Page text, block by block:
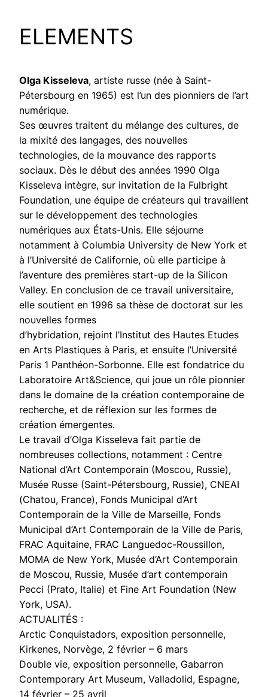
ELEMENTS
Olga Kisseleva, artiste russe (née à Saint-
Pétersbourg en 1965) est l’un des pionniers de l’art
numérique.
Ses œuvres traitent du mélange des cultures, de
la mixité des langages, des nouvelles
technologies, de la mouvance des rapports
sociaux. Dès le début des années 1990 Olga
Kisseleva intègre, sur invitation de la Fulbright
Foundation, une équipe de créateurs qui travaillent
sur le développement des technologies
numériques aux États-Unis. Elle séjourne
notamment à Columbia University de New York et
à l’Université de Californie, où elle participe à
l’aventure des premières start-up de la Silicon
Valley. En conclusion de ce travail universitaire,
elle soutient en 1996 sa thèse de doctorat sur les
nouvelles formes
d’hybridation, rejoint l’Institut des Hautes Etudes
en Arts Plastiques à Paris, et ensuite l’Université
Paris 1 Panthéon-Sorbonne. Elle est fondatrice du
Laboratoire Art&Science, qui joue un rôle pionnier
dans le domaine de la création contemporaine de
recherche, et de réflexion sur les formes de
création émergentes.
Le travail d’Olga Kisseleva fait partie de
nombreuses collections, notamment : Centre
National d’Art Contemporain (Moscou, Russie),
Musée Russe (Saint-Pétersbourg, Russie), CNEAI
(Chatou, France), Fonds Municipal d’Art
Contemporain de la Ville de Marseille, Fonds
Municipal d’Art Contemporain de la Ville de Paris,
FRAC Aquitaine, FRAC Languedoc-Roussillon,
MOMA de New York, Musée d’Art Contemporain
de Moscou, Russie, Musée d’art contemporain
Pecci (Prato, Italie) et Fine Art Foundation (New
York, USA).
ACTUALITÉS :
Arctic Conquistadors, exposition personnelle,
Kirkenes, Norvège, 2 février – 6 mars
Double vie, exposition personnelle, Gabarron
Contemporary Art Museum, Valladolid, Espagne,
14 février – 25 avril